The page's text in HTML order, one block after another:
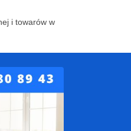
i towarów w